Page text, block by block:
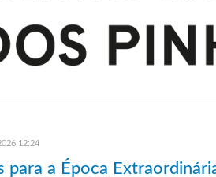
12:24
para a Época